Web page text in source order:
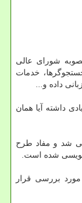
شورای عالی
خدمات
داده و...
داشته آیا همان
و بایگانی شد و مفاد طرح
شده است.
بررسی قرار